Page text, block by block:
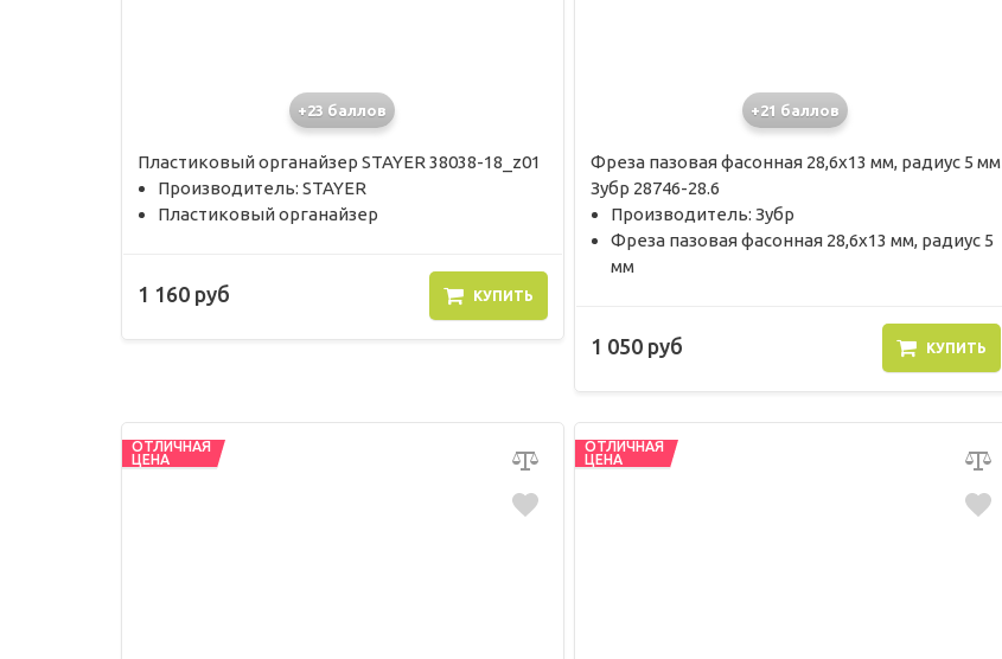
+23 баллов
Пластиковый органайзер STAYER 38038-18_z01
Производитель: STAYER
Пластиковый органайзер
1 160 руб КУПИТЬ
+21 баллов
Фреза пазовая фасонная 28,6х13 мм, радиус 5 мм
Зубр 28746-28.6
Производитель: Зубр
Фреза пазовая фасонная 28,6х13 мм, радиус 5
мм
1 050 руб КУПИТЬ
ОТЛИЧНАЯ
ЦЕНА
ОТЛИЧНАЯ
ЦЕНА